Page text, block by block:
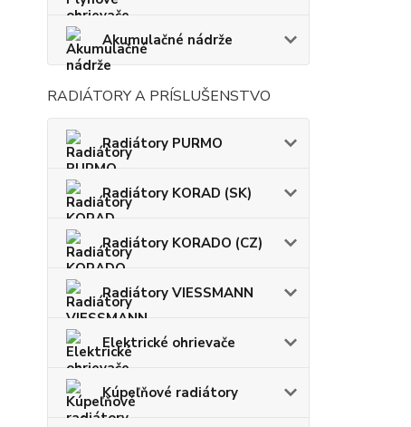
Akumulačné nádrže
RADIÁTORY A PRÍSLUŠENSTVO
Radiátory PURMO
Radiátory KORAD (SK)
Radiátory KORADO (CZ)
Radiátory VIESSMANN
Elektrické ohrievače
Kúpeľňové radiátory